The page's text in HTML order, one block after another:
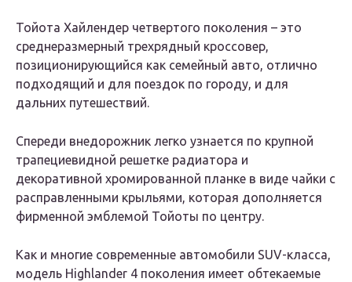
Тойота Хайлендер четвертого поколения – это
среднеразмерный трехрядный кроссовер,
позиционирующийся как семейный авто, отлично
подходящий и для поездок по городу, и для
дальних путешествий.
Спереди внедорожник легко узнается по крупной
трапециевидной решетке радиатора и
декоративной хромированной планке в виде чайки с
расправленными крыльями, которая дополняется
фирменной эмблемой Тойоты по центру.
Как и многие современные автомобили SUV-класса,
модель Highlander 4 поколения имеет обтекаемые